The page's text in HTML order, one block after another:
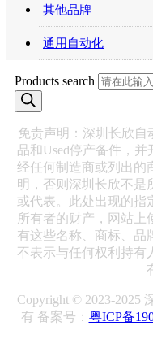
其他品牌
通用自动化
Products search
免责声明：深圳长欣自
品和Used停产备件，
经任何制造商或列出的
明，否则深圳长欣不是
或代表。此处出现的指
所有者的财产，网站上
有这些名称、商标、品
不表示与任何权利持有
Copyright © 2023-2025
有 备案号： 粤ICP备